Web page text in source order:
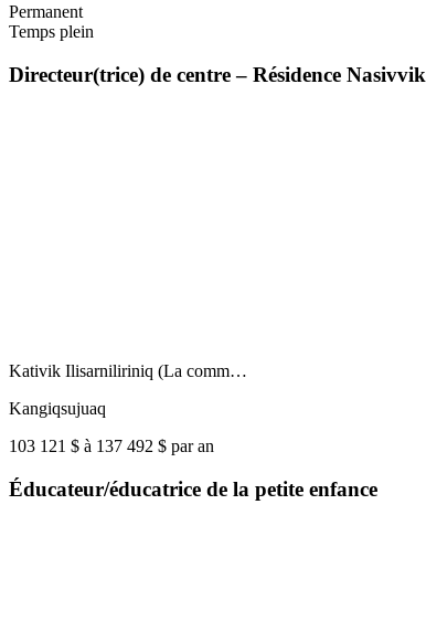
Permanent
Temps plein
Directeur(trice) de centre – Résidence Nasivvik
Kativik Ilisarniliriniq (La comm…
Kangiqsujuaq
103 121 $ à 137 492 $ par an
Éducateur/éducatrice de la petite enfance